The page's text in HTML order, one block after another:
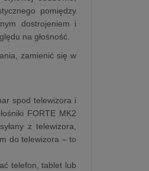
pomiędzy
dostrojeniem i
na głośność.
zamienić się w
spod telewizora i
FORTE MK2
z telewizora,
do telewizora – to
telefon, tablet lub